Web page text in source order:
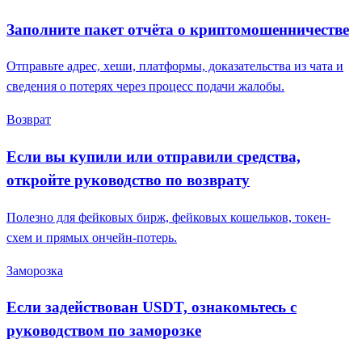
Заполните пакет отчёта о криптомошенничестве
Отправьте адрес, хеши, платформы, доказательства из чата и
сведения о потерях через процесс подачи жалобы.
Возврат
Если вы купили или отправили средства,
откройте руководство по возврату
Полезно для фейковых бирж, фейковых кошельков, токен-
схем и прямых ончейн-потерь.
Заморозка
Если задействован USDT, ознакомьтесь с
руководством по заморозке